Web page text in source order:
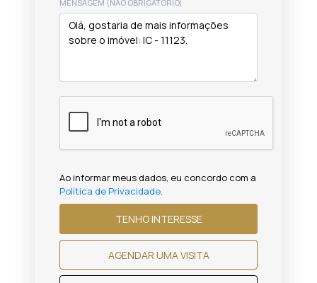
MENSAGEM (NÃO OBRIGATÓRIO)
Ao informar meus dados, eu concordo com a
Política de Privacidade.
TENHO INTERESSE
AGENDAR UMA VISITA